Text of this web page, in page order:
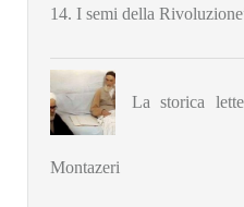
14. I semi della
La storica
Montazeri